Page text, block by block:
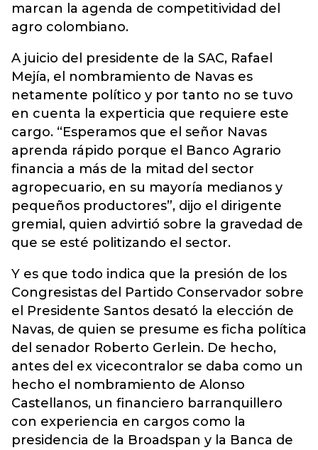
marcan la agenda de competitividad del
agro colombiano.
A juicio del presidente de la SAC, Rafael
Mejía, el nombramiento de Navas es
netamente político y por tanto no se tuvo
en cuenta la experticia que requiere este
cargo. “Esperamos que el señor Navas
aprenda rápido porque el Banco Agrario
financia a más de la mitad del sector
agropecuario, en su mayoría medianos y
pequeños productores”, dijo el dirigente
gremial, quien advirtió sobre la gravedad de
que se esté politizando el sector.
Y es que todo indica que la presión de los
Congresistas del Partido Conservador sobre
el Presidente Santos desató la elección de
Navas, de quien se presume es ficha política
del senador Roberto Gerlein. De hecho,
antes del ex vicecontralor se daba como un
hecho el nombramiento de Alonso
Castellanos, un financiero barranquillero
con experiencia en cargos como la
presidencia de la Broadspan y la Banca de